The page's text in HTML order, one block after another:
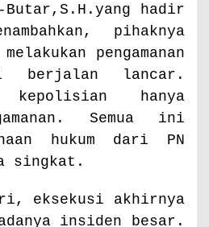
Butar,S.H.yang hadir
pihaknya
pengamanan
berjalan lancar.
hanya
Semua ini
hukum dari PN
singkat.
eksekusi akhirnya
insiden besar.